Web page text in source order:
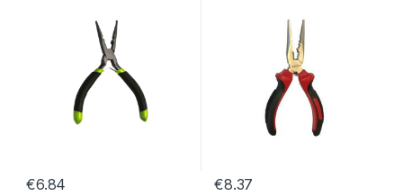
€6.84 €8.37